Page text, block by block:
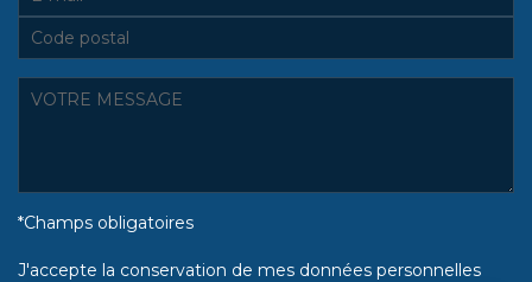
*Champs obligatoires
J'accepte la conservation de mes données personnelles